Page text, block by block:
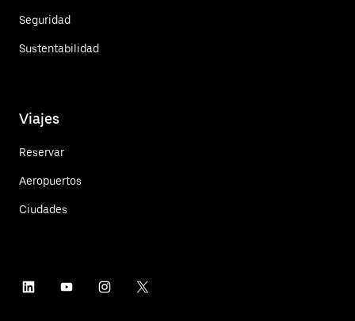
Seguridad
Sustentabilidad
Viajes
Reservar
Aeropuertos
Ciudades